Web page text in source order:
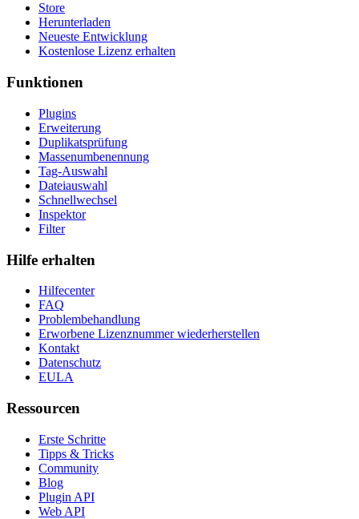
Store
Herunterladen
Neueste Entwicklung
Kostenlose Lizenz erhalten
Funktionen
Plugins
Erweiterung
Duplikatsprüfung
Massenumbenennung
Tag-Auswahl
Dateiauswahl
Schnellwechsel
Inspektor
Filter
Hilfe erhalten
Hilfecenter
FAQ
Problembehandlung
Erworbene Lizenznummer wiederherstellen
Kontakt
Datenschutz
EULA
Ressourcen
Erste Schritte
Tipps & Tricks
Community
Blog
Plugin API
Web API